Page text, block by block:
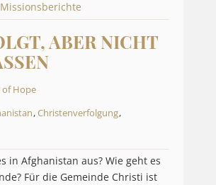
Missionsberichte
ABER NICHT
of Hope
,Christenverfolgung,
in Afghanistan aus? Wie geht es
Für die Gemeinde Christi ist